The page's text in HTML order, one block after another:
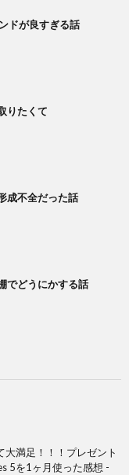
ドが良すぎる話
りたくて
成不全だった話
でどうにかする話
大満足！！！プレゼント
5を1ヶ月使った感想 -